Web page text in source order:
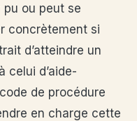
pu ou peut se
concrètement si
d’atteindre un
celui d’aide-
de procédure
en charge cette